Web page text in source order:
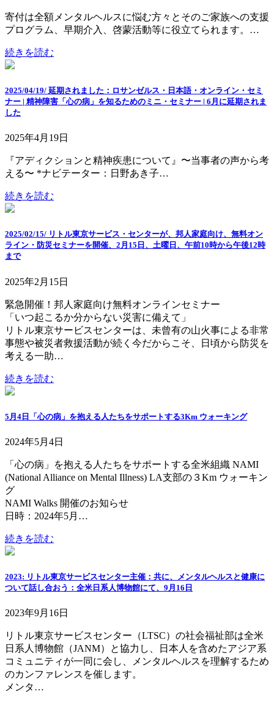
寄付は全額メンタルヘルスに悩む方々とそのご家族への支援
プログラム、早期介入、啓蒙活動等に役立てられます。…
続きを読む
2025/04/19/ 延期されました：ロサンゼルス・日本語・オンライン・セミ
ナー | 精神障害「心の病」を知るためのミニ・セミナー | 6月に延期されま
した
2025年4月19日
『アディクションと精神疾患について』〜当事者の声から考
える〜 *ナビテーター：日野あき子…
続きを読む
2025/02/15/ リトル東京サービス・センターが、邦人家庭向け、無料オン
ライン・防災セミナーを開催、2月15日、土曜日、午前10時から午後12時
まで
2025年2月15日
緊急開催！邦人家庭向け無料オンラインセミナー
「いつ起こるか分からない災害に備えて」
リトル東京サービスセンターは、未曾有の山火事による非常
事態や被災者救援活動が続く今だからこそ、日頃から防災を
考える一助…
続きを読む
5月4日「心の病」を抱える人たちをサポートする3Km ウォーキング
2024年5月4日
「心の病」を抱える人たちをサポートする全米組織 NAMI
(National Alliance on Mental Illness) LA支部の３Km ウォーキン
グ
NAMI Walks 開催のお知らせ
日時：2024年5月…
続きを読む
2023: リトル東京サービスセンター主催：共に、メンタルヘルスと健康に
ついて話し合おう：全米日系人博物館にて、9月16日
2023年9月16日
リトル東京サービスセンター（LTSC）の社会福祉部は全米
日系人博物館（JANM）と協力し、日本人を含めたアジア系
コミュニティが一同に会し、メンタルヘルスを理解するため
のカンファレンスを催します。
メンタ…